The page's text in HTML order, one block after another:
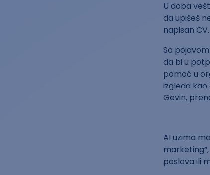
U doba
da upišeš
napisan
Sa
da bi u
pomoć u
izgleda kao
Gevin,
AI uzima
poslova ili